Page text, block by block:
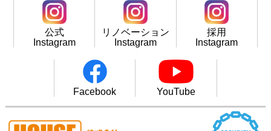
公式
Instagram
リノベーション
Instagram
採用
Instagram
Facebook YouTube